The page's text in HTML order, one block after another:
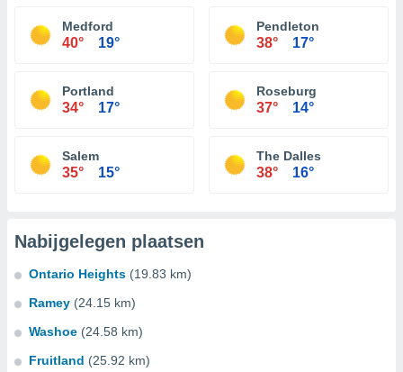
Medford
40° 19°
Pendleton
38° 17°
Portland
34° 17°
Roseburg
37° 14°
Salem
35° 15°
The Dalles
38° 16°
Nabijgelegen plaatsen
Ontario Heights (19.83 km)
Ramey (24.15 km)
Washoe (24.58 km)
Fruitland (25.92 km)